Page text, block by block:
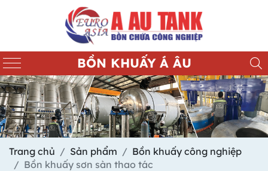
BỒN KHUẤY Á ÂU
Trang chủ Sản phẩm
Bồn khuấy công nghiệp
Bồn khuấy sơn sàn thao tác